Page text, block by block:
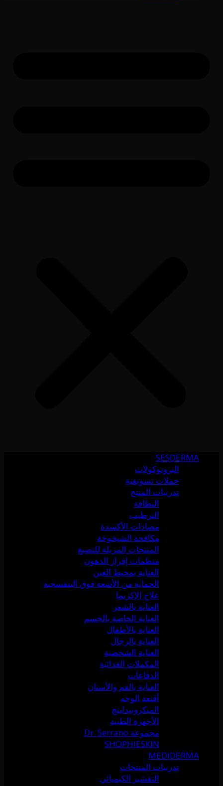
SESDERMA
البروتوكولات
حملات تسويقية
تدريبات المنتج
النظافة
الترطيب
مضادات الأكسدة
مكافحة الشيخوخة
المنتجات المزيلة للتصبغ
منظمات إفراز الدهون
العناية بمحيط العين
الحماية من الأشعة فوق البنفسجية
علاج الإكزيما
العناية بالشعر
العناية الخاصة بالجسم
العناية بالأطفال
العناية بالرجال
العناية الشخصية
المكملات الغذائية
الدفاعات
العناية بالفم والأسنان
أقنعة الوجه
الميكرونيدلينج
الأجهزة الطبية
مجموعة Dr. Serrano
SHOPHIESKIN
MEDIDERMA
تدريبات المنتجات
التقشير الكيميائي